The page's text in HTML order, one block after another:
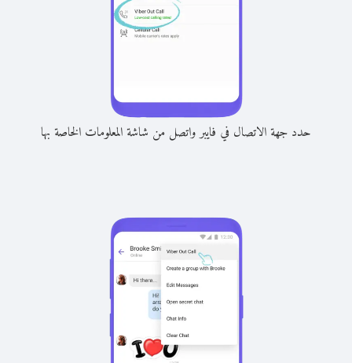
حدد جهة الاتصال في فايبر واتصل من شاشة المعلومات الخاصة بها